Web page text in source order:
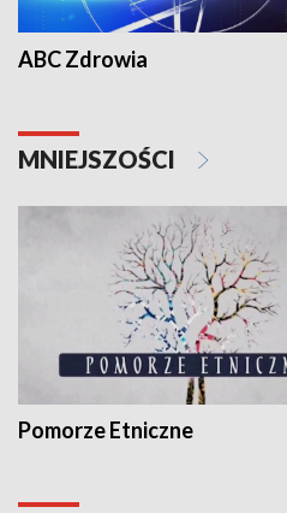
ABC Zdrowia
MNIEJSZOŚCI
Pomorze Etniczne